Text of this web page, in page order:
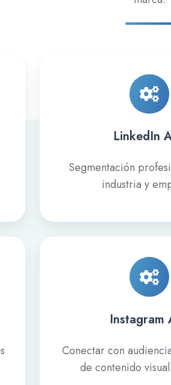
LinkedIn
Segmentación
industria y
Ads
Instagram
Conectar con
de contenido
Ads